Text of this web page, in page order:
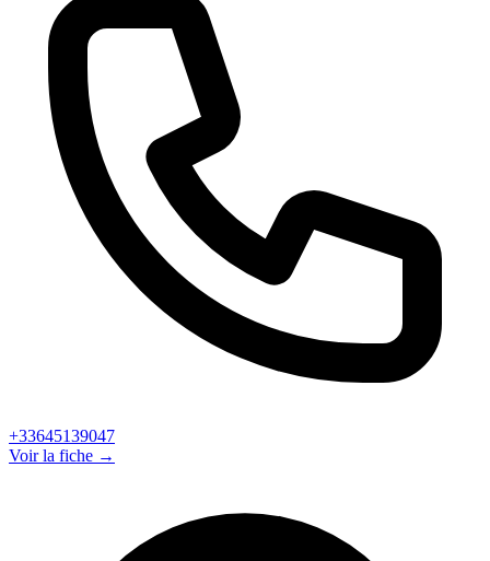
+33645139047
Voir la fiche →